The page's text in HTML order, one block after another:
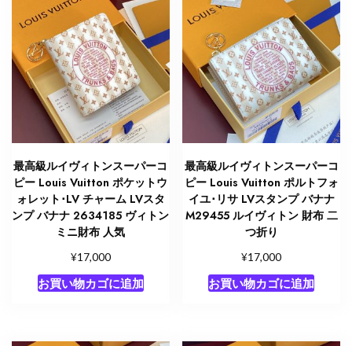
最高級ルイヴィトンスーパーコ
ピー Louis Vuitton ポケットウ
ォレット･LV チャーム LVスタ
ンプ バナナ 2634185 ヴィトン
ミニ財布 人気
¥17,000
お買い物カゴに追加
最高級ルイヴィトンスーパーコ
ピー Louis Vuitton ポルトフォ
イユ･リサ LVスタンプ バナナ
M29455 ルイヴィトン 財布 二
つ折り
¥17,000
お買い物カゴに追加